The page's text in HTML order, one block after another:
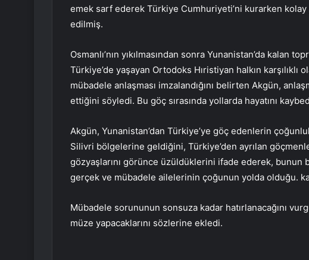
emek sarf ederek Türkiye Cumhuriyeti’ni kurarken
edilmiş.
Osmanlı’nın yıkılmasından sonra Yunanistan’da kalan
Türkiye’de yaşayan Ortodoks Hıristiyan halkın
mübadele anlaşması imzalandığını belirten Akgün,
ettiğini söyledi. Bu göç sırasında yollarda hayatını
Akgün, Yunanistan’dan Türkiye’ye göç edenlerin
Silivri bölgelerine geldiğini, Türkiye’den ayrılan
gözyaşlarını görünce üzüldüklerini ifade ederek, bunun
gerçek ve mübadele ailelerinin çoğunun yolda olduğu.
Mübadele sorununun sonsuza kadar hatırlanacağını
müze yapacaklarını sözlerine ekledi.